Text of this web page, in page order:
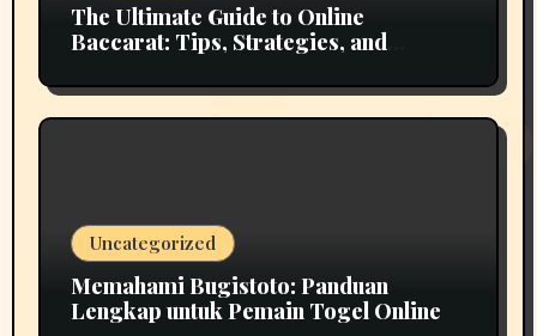
The Ultimate Guide to Online
Baccarat: Tips, Strategies, and
Uncategorized
Memahami Bugistoto: Panduan
Lengkap untuk Pemain Togel Online